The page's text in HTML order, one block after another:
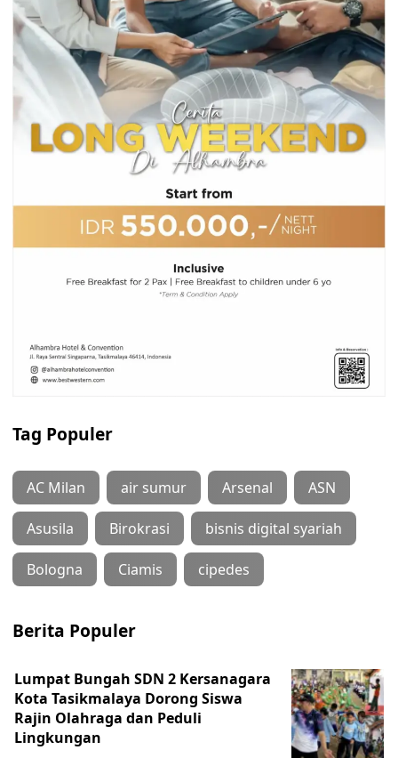
Tag Populer
AC Milan air sumur Arsenal ASN
Asusila Birokrasi bisnis digital syariah
Bologna Ciamis cipedes
Berita Populer
Lumpat Bungah SDN 2 Kersanagara
Kota Tasikmalaya Dorong Siswa
Rajin Olahraga dan Peduli
Lingkungan